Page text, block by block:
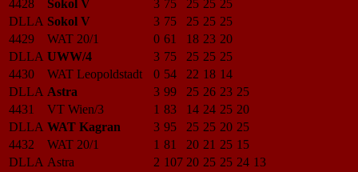
4428
Sokol V 3 75 25 25 25
DLLA Sokol V 3 75 25 25 25
4429
WAT 20/1 0 61 18 23 20
DLLA UWW/4 3 75 25 25 25
4430
WAT Leopoldstadt 0 54 22 18 14
DLLA Astra 3 99 25 26 23 25
4431
VT Wien/3 1 83 14 24 25 20
DLLA WAT Kagran 3 95 25 25 20 25
4432
WAT 20/1 1 81 20 21 25 15
DLLA Astra 2 107 20 25 25 24 13